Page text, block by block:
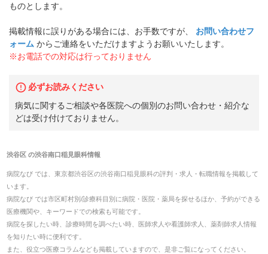
ものとします。
掲載情報に誤りがある場合には、お手数ですが、
お問い合わせフ
ォーム からご連絡をいただけますようお願いいたします。
※お電話での対応は行っておりません
必ずお読みください
病気に関するご相談や各医院への個別のお問い合わせ・紹介な
どは受け付けておりません。
渋谷区 の渋谷南口稲見眼科情報
病院なび では、 東京都渋谷区の渋谷南口稲見眼科の評判・求人・転職情報を掲載して
います。
病院なび では市区町村別/診療科目別に病院・医院・薬局を探せるほか、予約ができる
医療機関や、キーワードでの検索も可能です。
病院を探したい時、診療時間を調べたい時、医師求人や看護師求人、薬剤師求人情報
を知りたい時に便利です。
また、役立つ医療コラムなども掲載していますので、是非ご覧になってください。